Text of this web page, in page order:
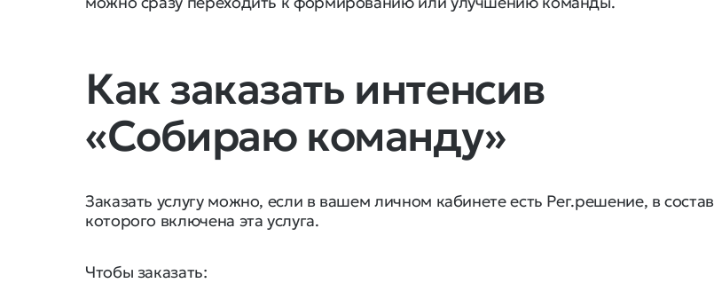
Как заказать интенсив
«Собираю команду»
Заказать услугу можно, если в вашем личном кабинете есть Рег.решение, в состав
которого включена эта услуга.
Чтобы заказать: